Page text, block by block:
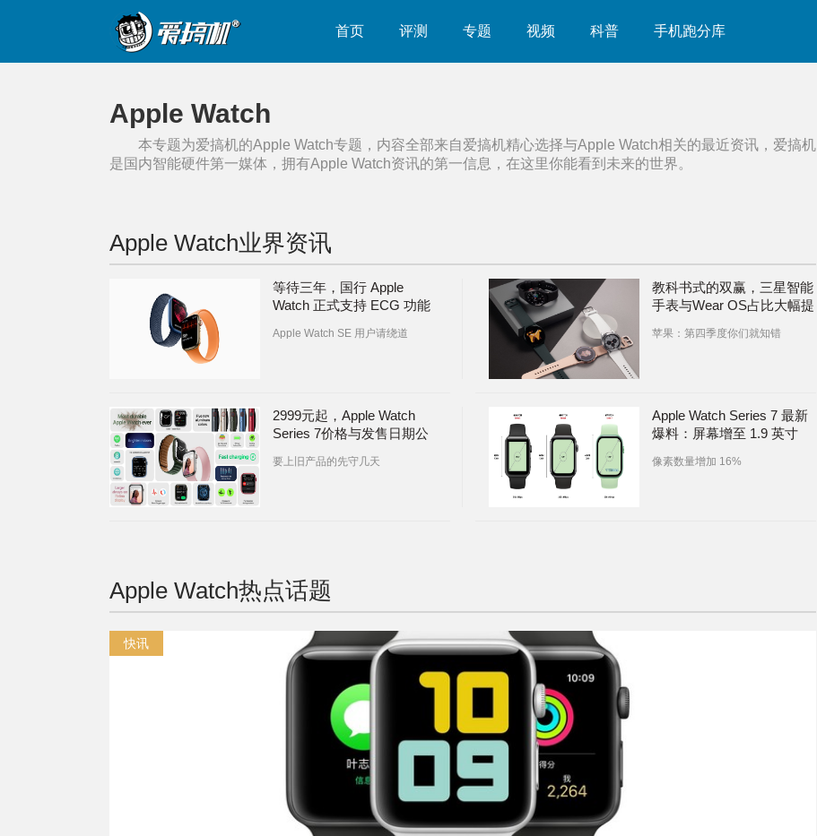
首页 评测 专题 视频 科普 手机跑分库
Apple Watch
本专题为爱搞机的Apple Watch专题，内容全部来自爱搞机精心选择与Apple Watch相关的最近资讯，爱搞机
是国内智能硬件第一媒体，拥有Apple Watch资讯的第一信息，在这里你能看到未来的世界。
Apple Watch业界资讯
等待三年，国行 Apple
Watch 正式支持 ECG 功能
Apple Watch SE 用户请绕道
教科书式的双赢，三星智能
手表与Wear OS占比大幅提
苹果：第四季度你们就知错
2999元起，Apple Watch
Series 7价格与发售日期公
要上旧产品的先守几天
Apple Watch Series 7 最新
爆料：屏幕增至 1.9 英寸
像素数量增加 16%
Apple Watch热点话题
快讯